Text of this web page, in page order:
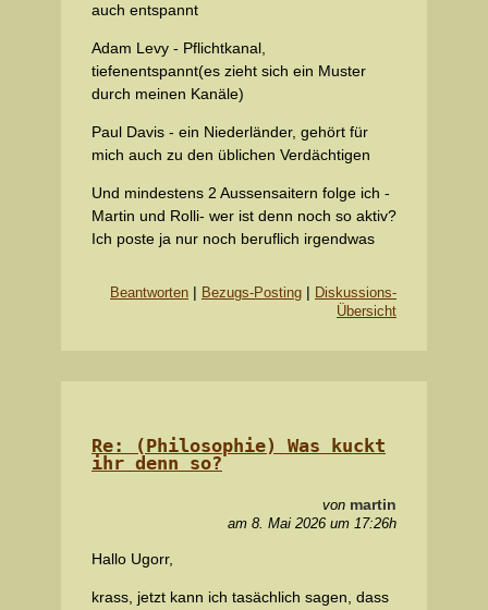
auch entspannt
Adam Levy - Pflichtkanal,
tiefenentspannt(es zieht sich ein Muster
durch meinen Kanäle)
Paul Davis - ein Niederländer, gehört für
mich auch zu den üblichen Verdächtigen
Und mindestens 2 Aussensaitern folge ich -
Martin und Rolli- wer ist denn noch so aktiv?
Ich poste ja nur noch beruflich irgendwas
Beantworten | Bezugs-Posting | Diskussions-
Übersicht
Re: (Philosophie) Was kuckt
ihr denn so?
von martin
am 8. Mai 2026 um 17:26h
Hallo Ugorr,
krass, jetzt kann ich tasächlich sagen, dass